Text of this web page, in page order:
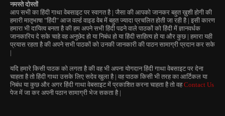
नमस्ते दोस्तों
आप सभी का हिंदी गाथा वेबसाइट पर स्वागत है | जैसा की आपको जानकर बहुत ख़ुशी होगी की
हमारी मातृभाषा "हिंदी" आज वर्ल्ड वाइड वेब में बहुत ज्यादा प्रचलित होती जा रही है | इसी कारण
हमारा भी दायित्व बनता है की हम अपने सभी हिंदी पढने वाले पाठकों को हिंदी में ज्ञानवर्धक
जानकारिय दे सके चाहे वह अनुछेद हो या निबंध हो या हिंदी साहित्य हो या और कुछ | हमारा यही
प्रयास रहता है की अपने सभी पाठकों को उनकी जानकारी की पाठन सामाग्री प्रदान कर सके
|
यदि हमारे किसी पाठक को लगता है की वह भी अपना योगदान हिंदी गाथा वेबसाइट पर देना
चाहता है तो हिंदी गाथा उसके लिए सदेव खुला है | वह पाठक किसी भी तरह का आर्टिकल या
निबंध या कुछ और अगर हिंदी गाथा वेबसाइट में प्रकाशित करना चाहता है तो वहContact Us
पेज में जा कर अपनी पठान सामाग्री भेज सकता है |